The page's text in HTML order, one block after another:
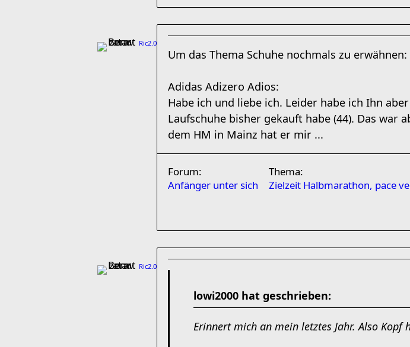
Ric2.0
Um das Thema Schuhe nochmals zu erwähnen:
Adidas Adizero Adios:
Habe ich und liebe ich. Leider habe ich Ihn
Laufschuhe bisher gekauft habe (44). Das war
dem HM in Mainz hat er mir ...
Forum:
Anfänger unter sich
Thema:
Zielzeit Halbmarathon, pace
Ric2.0
lowi2000 hat geschrieben:
Erinnert mich an mein letztes Jahr. Also